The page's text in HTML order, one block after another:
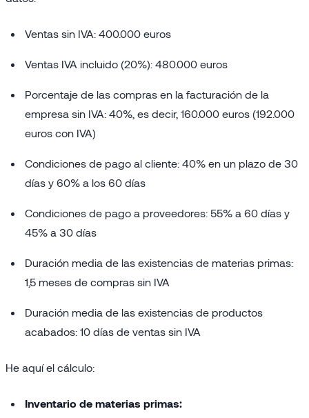
Ventas sin IVA: 400.000 euros
Ventas IVA incluido (20%): 480.000 euros
Porcentaje de las compras en la facturación de la
empresa sin IVA: 40%, es decir, 160.000 euros (192.000
euros con IVA)
Condiciones de pago al cliente: 40% en un plazo de 30
días y 60% a los 60 días
Condiciones de pago a proveedores: 55% a 60 días y
45% a 30 días
Duración media de las existencias de materias primas:
1,5 meses de compras sin IVA
Duración media de las existencias de productos
acabados: 10 días de ventas sin IVA
He aquí el cálculo:
Inventario de materias primas: